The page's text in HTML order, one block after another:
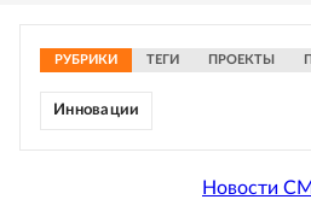
РУБРИКИ ТЕГИ ПРОЕКТЫ
Инновации
Новости